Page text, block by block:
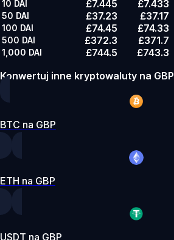
10 DAI £7.445 £7.433
50 DAI £37.23 £37.17
100 DAI £74.45 £74.33
500 DAI £372.3 £371.7
1,000 DAI £744.5
£743.3
Konwertuj inne kryptowaluty na GBP
BTC na GBP
ETH na GBP
USDT na GBP